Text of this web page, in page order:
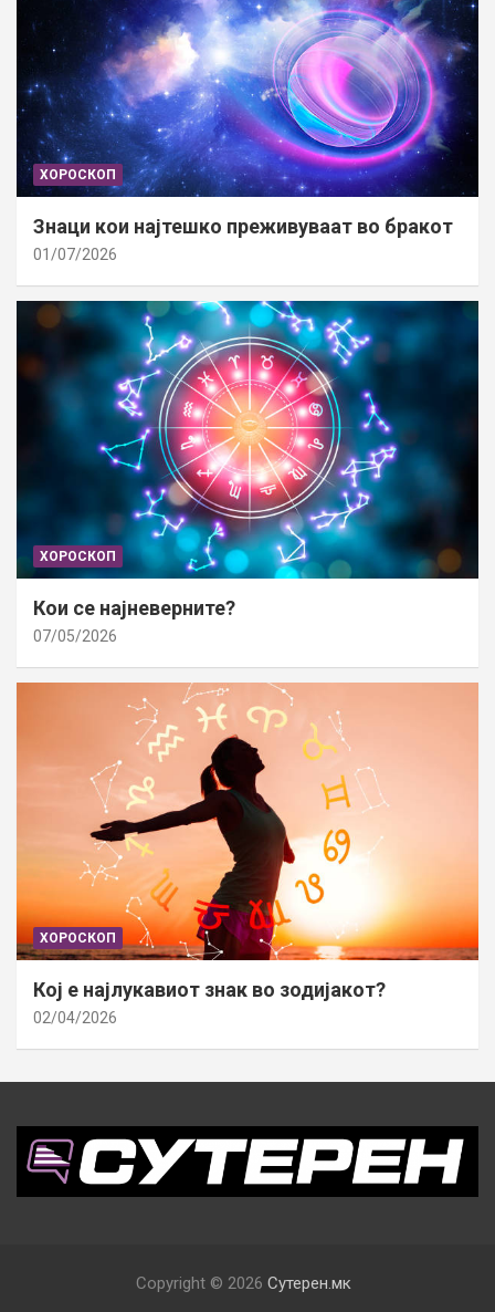
ХОРОСКОП
Знаци кои најтешко преживуваат во бракот
01/07/2026
ХОРОСКОП
Кои се најневерните?
07/05/2026
ХОРОСКОП
Кој е најлукавиот знак во зодијакот?
02/04/2026
Copyright © 2026 Сутерен.мк